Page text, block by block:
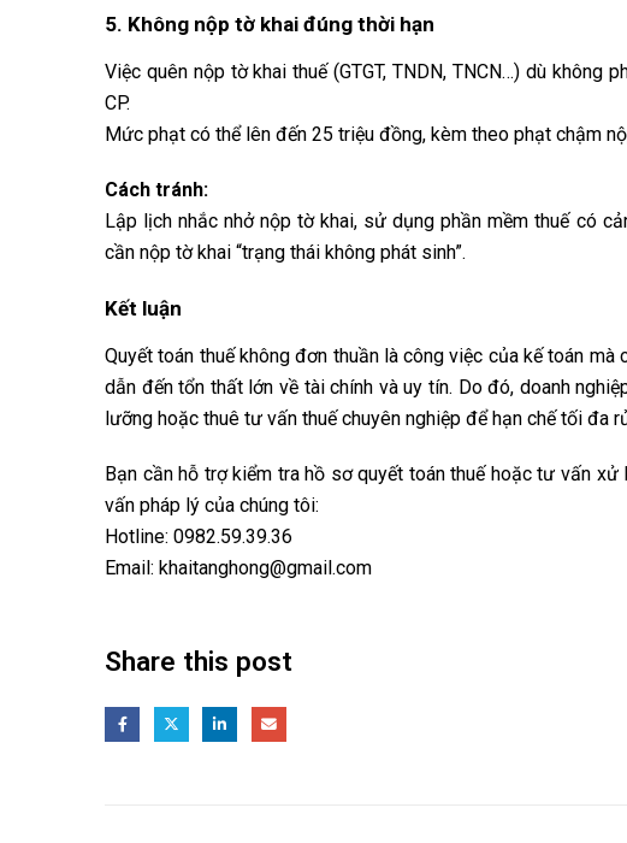
5. Không nộp tờ khai đúng thời hạn
Việc quên nộp tờ khai thuế (GTGT, TNDN, TNCN…) dù
CP.
Mức phạt có thể lên đến 25 triệu đồng, kèm theo phạt chậm
Cách tránh:
Lập lịch nhắc nhở nộp tờ khai, sử dụng phần mềm thuế có
cần nộp tờ khai “trạng thái không phát sinh”.
Kết luận
Quyết toán thuế không đơn thuần là công việc của kế toán
dẫn đến tổn thất lớn về tài chính và uy tín. Do đó, doanh
lưỡng hoặc thuê tư vấn thuế chuyên nghiệp để hạn chế tối đa
Bạn cần hỗ trợ kiểm tra hồ sơ quyết toán thuế hoặc tư vấn
vấn pháp lý của chúng tôi:
Hotline: 0982.59.39.36
Email: khaitanghong@gmail.com
Share this post